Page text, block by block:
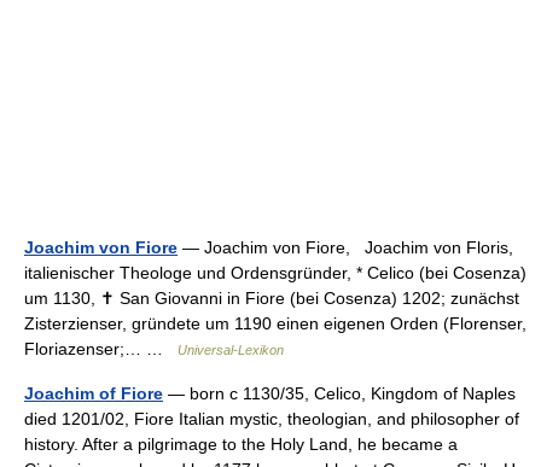
Joachim von Fiore — Joachim von Fiore, Joachim von Floris,
italienischer Theologe und Ordensgründer, * Celico (bei Cosenza)
um 1130, ✝ San Giovanni in Fiore (bei Cosenza) 1202; zunächst
Zisterzienser, gründete um 1190 einen eigenen Orden (Florenser,
Floriazenser;… …
Universal-Lexikon
Joachim of Fiore — born с 1130/35, Celico, Kingdom of Naples
died 1201/02, Fiore Italian mystic, theologian, and philosopher of
history. After a pilgrimage to the Holy Land, he became a